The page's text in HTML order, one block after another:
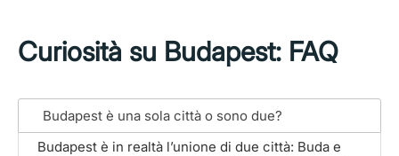
Curiosità su Budapest: FAQ
Budapest è una sola città o sono due?
Budapest è in realtà l’unione di due città: Buda e